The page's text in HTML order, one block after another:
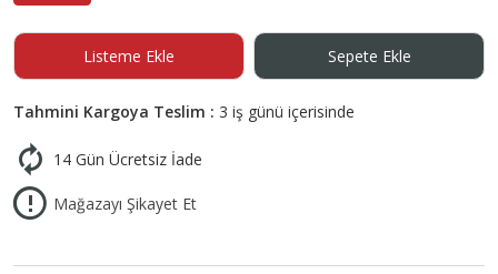
Listeme Ekle Sepete Ekle
Tahmini Kargoya Teslim : 3 iş günü içerisinde
14 Gün Ücretsiz İade
Mağazayı Şikayet Et